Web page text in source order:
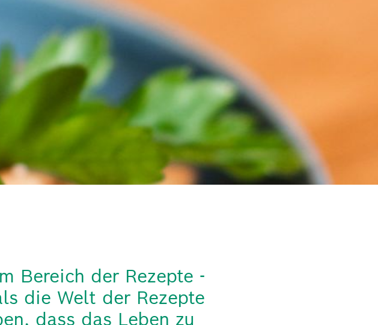
Bereich der Rezepte -
die Welt der Rezepte
dass das Leben zu